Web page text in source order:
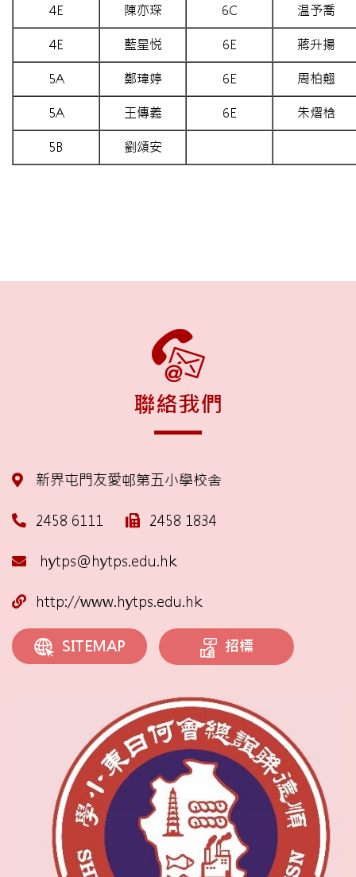
4E 陳亦琛 6C 温予喬
4E 藍星悦 6E 蔣升揚
5A 鄭瑋婷 6E 周柏翹
5A 王傳義 6E 朱熠梒
5B 劉頌安
聯絡我們
新界屯門友愛邨第五小學校舍
2458 6111 2458 1834
hytps@hytps.edu.hk
http://www.hytps.edu.hk
SITEMAP 招標